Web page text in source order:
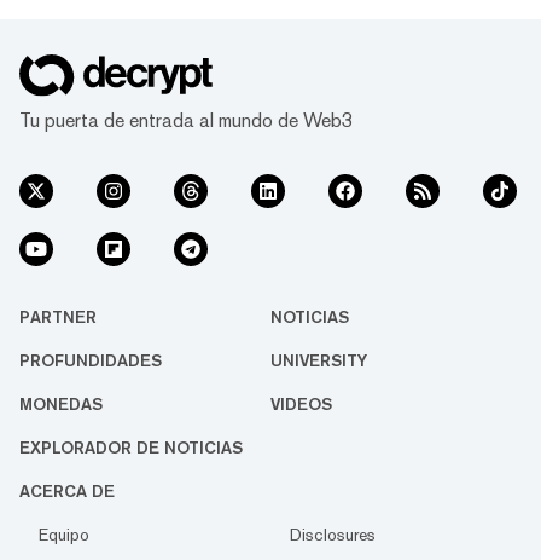
Tu puerta de entrada al mundo de Web3
PARTNER NOTICIAS
PROFUNDIDADES UNIVERSITY
MONEDAS VIDEOS
EXPLORADOR DE NOTICIAS
ACERCA DE
Equipo
Disclosures